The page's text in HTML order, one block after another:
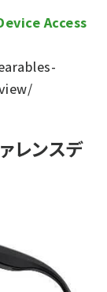
Access
レンスデ